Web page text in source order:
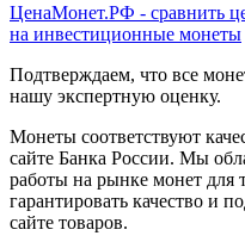
ЦенаМонет.РФ - сравнить
на инвестиционные монеты
Подтверждаем, что все
нашу экспертную оценку.
Монеты соответствуют
сайте Банка России. Мы
работы на рынке монет для
гарантировать качество и
сайте товаров.